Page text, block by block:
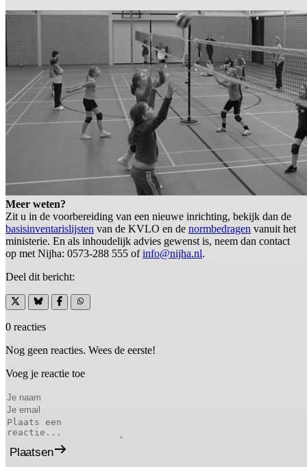
Meer weten?
Zit u in de voorbereiding van een nieuwe inrichting, bekijk dan de
basisinventarislijsten van de KVLO en de normbedragen vanuit het
ministerie. En als inhoudelijk advies gewenst is, neem dan contact
op met Nijha: 0573-288 555 ofinfo@nijha.nl.
Deel dit bericht:
0 reacties
Nog geen reacties. Wees de eerste!
Voeg je reactie toe
Plaatsen